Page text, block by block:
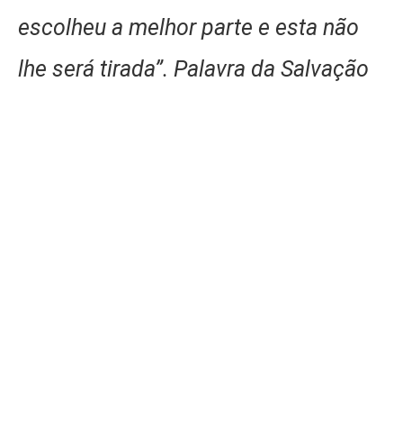
escolheu a melhor parte e esta não
lhe será tirada”. Palavra da Salvação